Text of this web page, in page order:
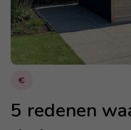
€
5 redenen